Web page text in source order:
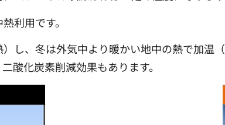
利用です。
し、冬は外気中より暖かい地中の熱で加温
酸化炭素削減効果もあります。